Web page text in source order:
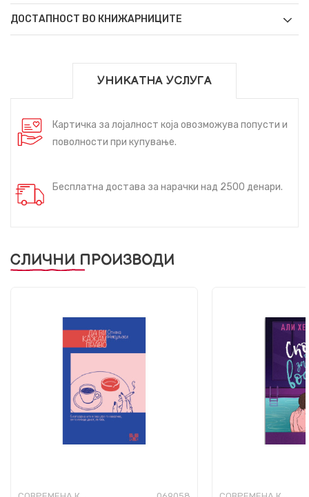
ДОСТАПНОСТ ВО КНИЖАРНИЦИТЕ
УНИКАТНА УСЛУГА
Картичка за лојалност која овозможува попусти и
поволности при купување.
Бесплатна достава за нарачки над 2500 денари.
СЛИЧНИ ПРОИЗВОДИ